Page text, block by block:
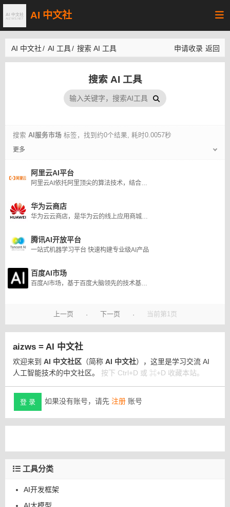
AI 中文社
AI 中文社/ AI 工具/ 搜索 AI 工具 申请收录 返回
搜索 AI 工具
搜索 AI服务市场 标签，找到约0个结果, 耗时0.0057秒
更多
阿里云AI平台
阿里云AI依托阿里顶尖的算法技术，结合阿里云可靠和灵活的云计算基础设施和平台服务，帮助企业简化IT框架、实现商业价值、加速数智化转型。阿里云数十项AI能力，稳定、易用、能力突出，是AI技术应用、开发的不二之选。
华为云商店
华为云云商店，是华为云的线上应用商城，帮助伙伴实现解决方案及商品快速商业化，为用户提供优质、便捷的，基于云计算、大数据业务的软件 、服务和解决方案，全面满足用户快速上云和快速开展业务的诉求，实现商业成功！
腾讯AI开放平台
一站式机器学习平台 快速构建专业级AI产品
百度AI市场
百度AI市场，基于百度大脑领先的技术基础，集合众多优秀企业和开发者，打通AI产业上下游。为AI服务商提供展示和交易平台，为需求方提供多维度的软件能力、硬件产品、解决方案、数据服务等，是企业采购AI服务，实现一站式AI赋能业务的首选平台。
上一页 · 下一页 · 当前第1页
aizws = AI 中文社
欢迎来到 AI 中文社区 （简称 AI 中文社），这里是学习交流 AI
人工智能技术的中文社区。 按下 Ctrl+D 或 ⌘+D 收藏本站。
登 录 如果没有账号，请先 注册 账号
工具分类
AI开发框架